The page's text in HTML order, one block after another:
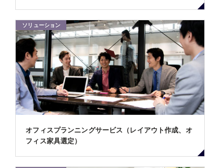
ソリューション
オフィスプランニングサービス（レイアウト作成、オ
フィス家具選定）